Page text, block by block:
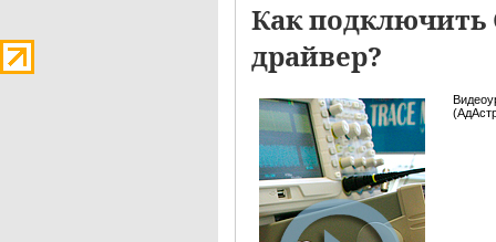
Как подключить
драйвер?